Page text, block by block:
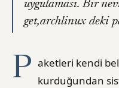
uygulaması. Bir
get,archlinux deki
P aketleri kendi
kurduğundan